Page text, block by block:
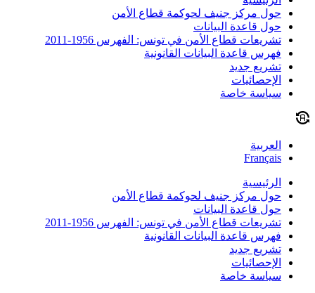
حول مركز جنيف لحوكمة قطاع الأمن
حول قاعدة البيانات
تشريعات قطاع الأمن في تونس: الفهرس 1956-2011
فهرس قاعدة البيانات القانونية
تشريع جديد
الإحصائيات
سياسة خاصة
العربية
Français
الرئيسية
حول مركز جنيف لحوكمة قطاع الأمن
حول قاعدة البيانات
تشريعات قطاع الأمن في تونس: الفهرس 1956-2011
فهرس قاعدة البيانات القانونية
تشريع جديد
الإحصائيات
سياسة خاصة